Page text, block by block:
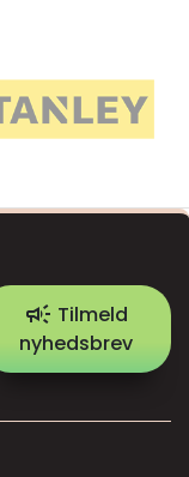
campaign Tilmeld
nyhedsbrev